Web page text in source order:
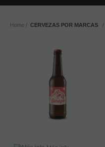
Home CERVEZAS POR MARCAS